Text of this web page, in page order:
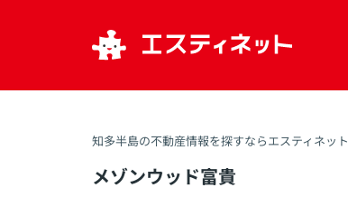
知多半島の不動産情報を探すならエスティネット
メゾンウッド富貴